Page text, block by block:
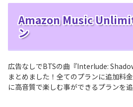
Amazon Music
ン
広告なしでBTSの曲『Interlude:
まとめました！全てのプランに追加料
に高音質で楽しむ事ができるプランを